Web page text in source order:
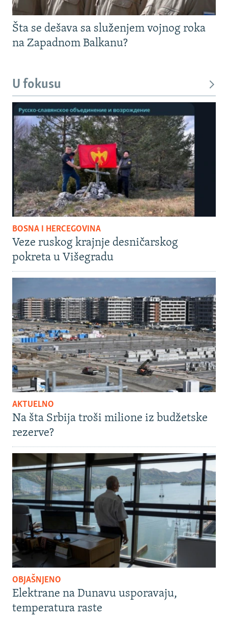
Šta se dešava sa služenjem vojnog roka
na Zapadnom Balkanu?
U fokusu
BOSNA I HERCEGOVINA
Veze ruskog krajnje desničarskog
pokreta u Višegradu
AKTUELNO
Na šta Srbija troši milione iz budžetske
rezerve?
OBJAŠNJENO
Elektrane na Dunavu usporavaju,
temperatura raste